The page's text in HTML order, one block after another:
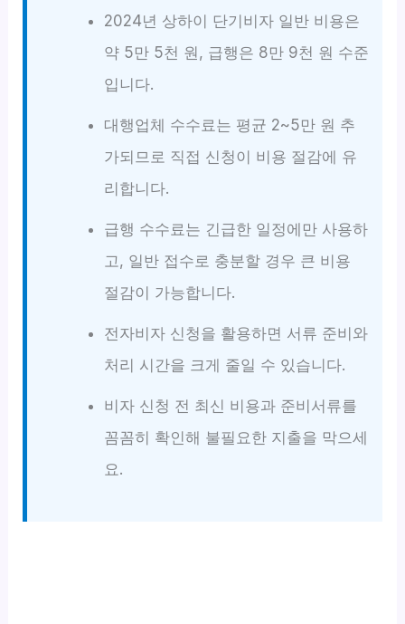
2024년 상하이 단기비자 일반 비용은
약 5만 5천 원, 급행은 8만 9천 원 수준
입니다.
대행업체 수수료는 평균 2~5만 원 추
가되므로 직접 신청이 비용 절감에 유
리합니다.
급행 수수료는 긴급한 일정에만 사용하
고, 일반 접수로 충분할 경우 큰 비용
절감이 가능합니다.
전자비자 신청을 활용하면 서류 준비와
처리 시간을 크게 줄일 수 있습니다.
비자 신청 전 최신 비용과 준비서류를
꼼꼼히 확인해 불필요한 지출을 막으세
요.